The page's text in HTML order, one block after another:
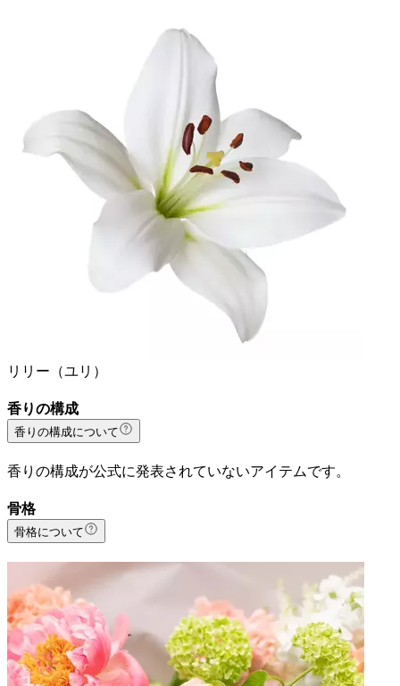
リリー（ユリ）
香りの構成
香りの構成について
香りの構成が公式に発表されていないアイテムです。
骨格
骨格について